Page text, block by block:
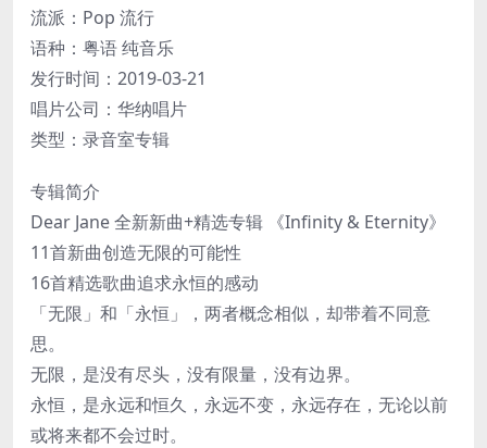
流派：Pop 流行
语种：粤语 纯音乐
发行时间：2019-03-21
唱片公司：华纳唱片
类型：录音室专辑
专辑简介
Dear Jane 全新新曲+精选专辑 《Infinity & Eternity》
11首新曲创造无限的可能性
16首精选歌曲追求永恒的感动
「无限」和「永恒」，两者概念相似，却带着不同意
思。
无限，是没有尽头，没有限量，没有边界。
永恒，是永远和恒久，永远不变，永远存在，无论以前
或将来都不会过时。